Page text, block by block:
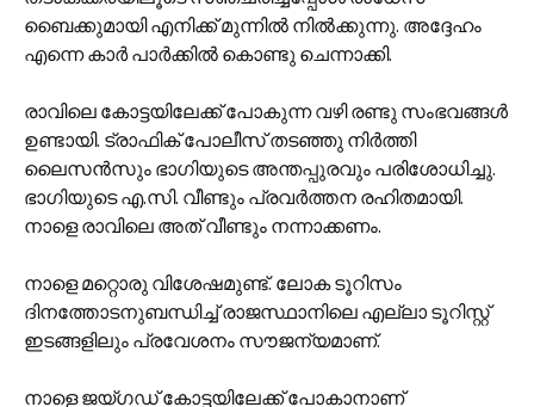
ബൈക്കുമായി എനിക്ക് മുന്നിൽ നിൽക്കുന്നു. അദ്ദേഹം
എന്നെ കാർ പാർക്കിൽ കൊണ്ടു ചെന്നാക്കി.
രാവിലെ കോട്ടയിലേക്ക് പോകുന്ന വഴി രണ്ടു സംഭവങ്ങൾ
ഉണ്ടായി. ട്രാഫിക് പോലീസ് തടഞ്ഞു നിർത്തി
ലൈസൻസും ഭാഗിയുടെ അന്തപ്പുരവും പരിശോധിച്ചു.
ഭാഗിയുടെ എ.സി. വീണ്ടും പ്രവർത്തന രഹിതമായി.
നാളെ രാവിലെ അത് വീണ്ടും നന്നാക്കണം.
നാളെ മറ്റൊരു വിശേഷമുണ്ട്. ലോക ടൂറിസം
ദിനത്തോടനുബന്ധിച്ച് രാജസ്ഥാനിലെ എല്ലാ ടൂറിസ്റ്റ്
ഇടങ്ങളിലും പ്രവേശനം സൗജന്യമാണ്.
നാളെ ജയ്ഗഡ് കോട്ടയിലേക്ക് പോകാനാണ്